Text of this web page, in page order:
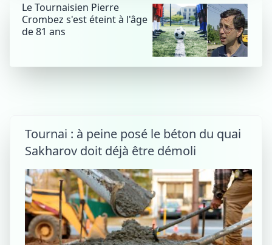
Le Tournaisien Pierre
Crombez s'est éteint à l'âge
de 81 ans
Tournai : à peine posé le béton du quai
Sakharov doit déjà être démoli